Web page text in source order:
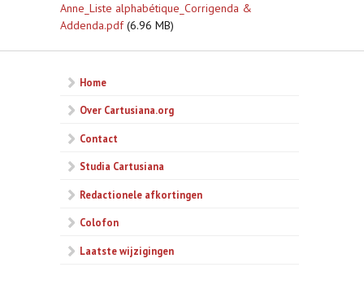
Anne_Liste alphabétique_Corrigenda &
Addenda.pdf(6.96 MB)
Home
Over Cartusiana.org
Contact
Studia Cartusiana
Redactionele afkortingen
Colofon
Laatste wijzigingen